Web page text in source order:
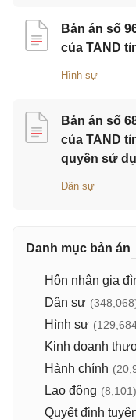
Bản án số
của TAND
Hình sự
Bản án số
của TAND
quyền sử
Dân sự
Danh mục bản án
Hôn nhân gia
Dân sự
Hình sự
Kinh doanh
Hành chính
Lao động (8,101)
Quyết định